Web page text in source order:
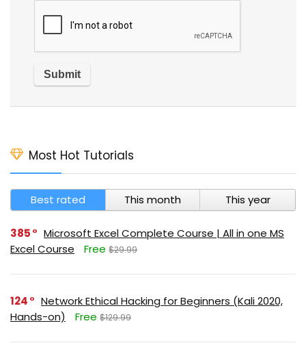
Most Hot Tutorials
Best rated This month This year
385
Microsoft Excel Complete Course | All in one MS
Excel Course
Free $29.99
124
Network Ethical Hacking for Beginners (Kali 2020,
Hands-on)
Free $129.99